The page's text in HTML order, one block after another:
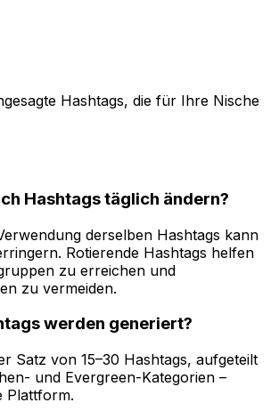
Hashtags, die für Ihre Nische
Hashtags täglich ändern?
derselben Hashtags kann
Rotierende Hashtags helfen
zu erreichen und
zu vermeiden.
werden generiert?
Satz von 15–30 Hashtags, aufgeteilt
und Evergreen-Kategorien –
Plattform.